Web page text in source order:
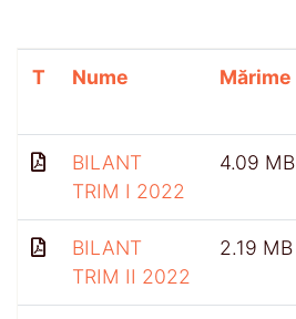
T Nume Mărime
BILANT
TRIM I 2022
4.09 MB
BILANT
TRIM II 2022
2.19 MB